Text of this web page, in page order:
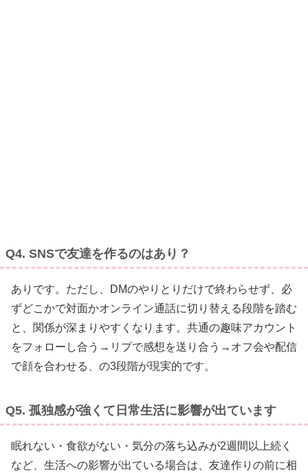
Q4. SNSで友達を作るのはあり？
ありです。ただし、DMのやりとりだけで終わらせず、必
ずどこかで対面かオンライン通話に切り替える段階を踏む
と、関係が深まりやすくなります。共通の趣味アカウント
をフォローし合う→リプで感想を送り合う→オフ会や配信
で顔を合わせる、の3段階が現実的です。
Q5. 孤独感が強くて日常生活に影響が出ています
眠れない・食欲がない・気分の落ち込みが2週間以上続く
など、生活への影響が出ている場合は、友達作りの前に相